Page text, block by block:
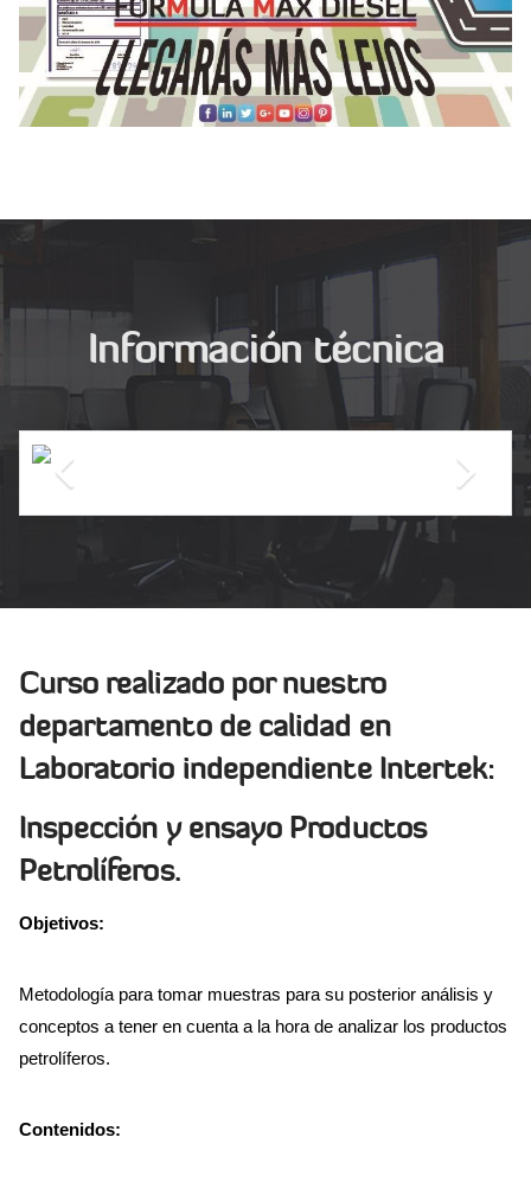
Información técnica
Curso realizado por nuestro
departamento de calidad en
Laboratorio independiente Intertek:
Inspección y ensayo Productos
Petrolíferos.
Objetivos:
Metodología para tomar muestras para su posterior análisis y
conceptos a tener en cuenta a la hora de analizar los productos
petrolíferos.
Contenidos: